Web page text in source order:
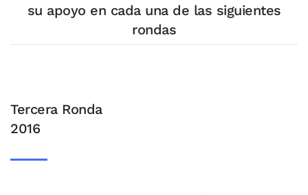
su apoyo en cada una de las siguientes
rondas
Tercera Ronda
2016